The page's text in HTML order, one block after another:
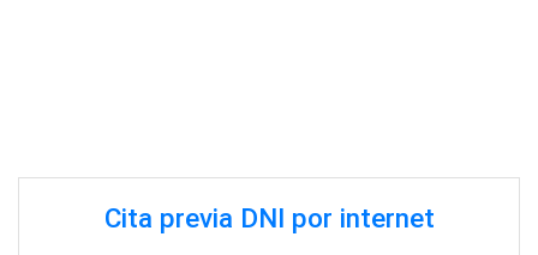
Cita previa DNI por internet